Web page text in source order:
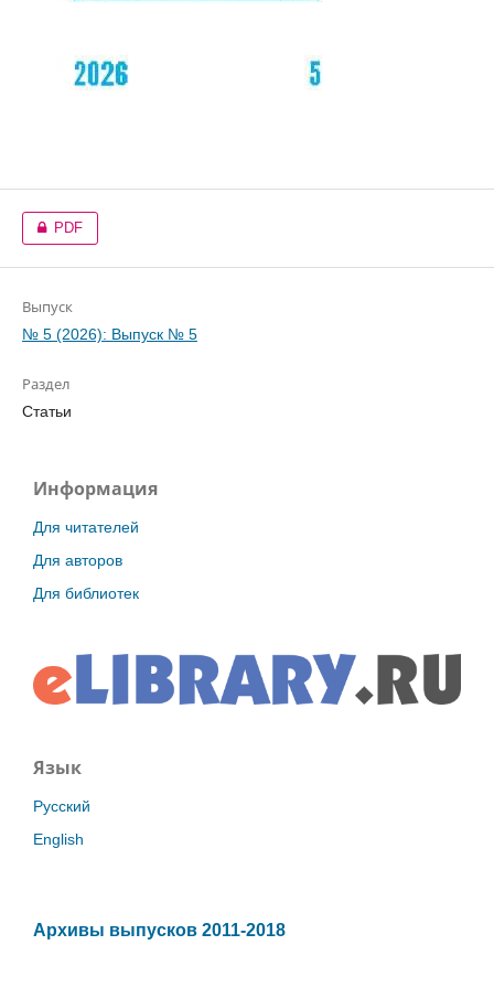
PDF
Выпуск
№ 5 (2026): Выпуск № 5
Раздел
Статьи
Информация
Для читателей
Для авторов
Для библиотек
Язык
Русский
English
Архивы выпусков 2011-2018